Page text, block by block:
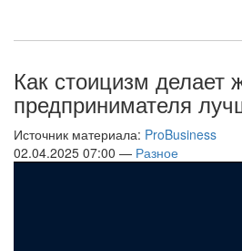
Как стоицизм делает
предпринимателя
Источник материала: ProBusiness
02.04.2025 07:00 — Разное